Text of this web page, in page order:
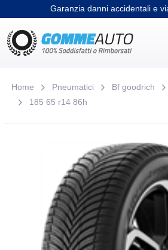
Garanzia danni accidentali e
Home Pneumatici Bf goodrich
185 65 r14 86h